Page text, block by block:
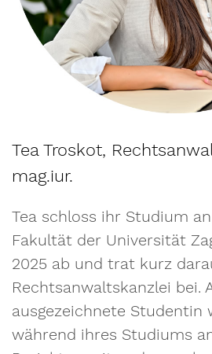
Tea Troskot,
mag.iur.
Tea schloss ihr Studium
Fakultät der Universität
2025 ab und trat kurz
Rechtsanwaltskanzlei bei.
ausgezeichnete Studentin
während ihres Studiums